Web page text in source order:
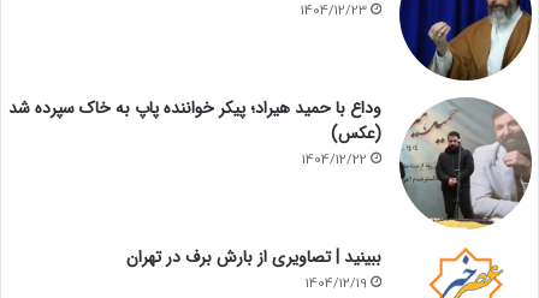
1404/12/23
وداع با حمید هیراد؛ پیکر خواننده پاپ به خاک سپرده شد
(عکس)
1404/12/22
ببینید | تصاویری از بارش برف در تهران
1404/12/19